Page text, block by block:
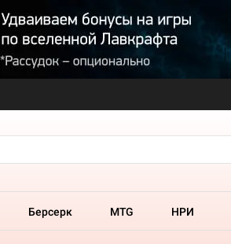
Берсерк MTG НРИ